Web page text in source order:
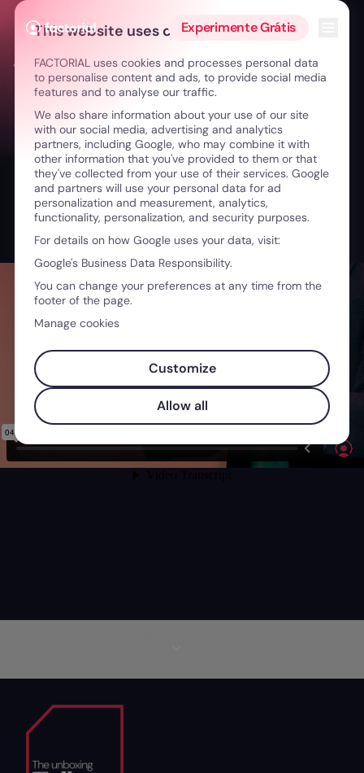
Ir para o conteúdo
Experimente Grátis
← Transformar equipas e empresas com liderança humana
This website uses cookies
FACTORIAL uses cookies and processes personal data
to personalise content and ads, to provide social media
features and to analyse our traffic.
We also share information about your use of our site
with our social media, advertising and analytics
partners, including Google, who may combine it with
other information that you've provided to them or that
they've collected from your use of their services. Google
and partners will use your personal data for ad
personalization and measurement, analytics,
functionality, personalization, and security purposes.
For details on how Google uses your data, visit:
Google's Business Data Responsibility.
You can change your preferences at any time from the
footer of the page.
Manage cookies
Customize
Allow all